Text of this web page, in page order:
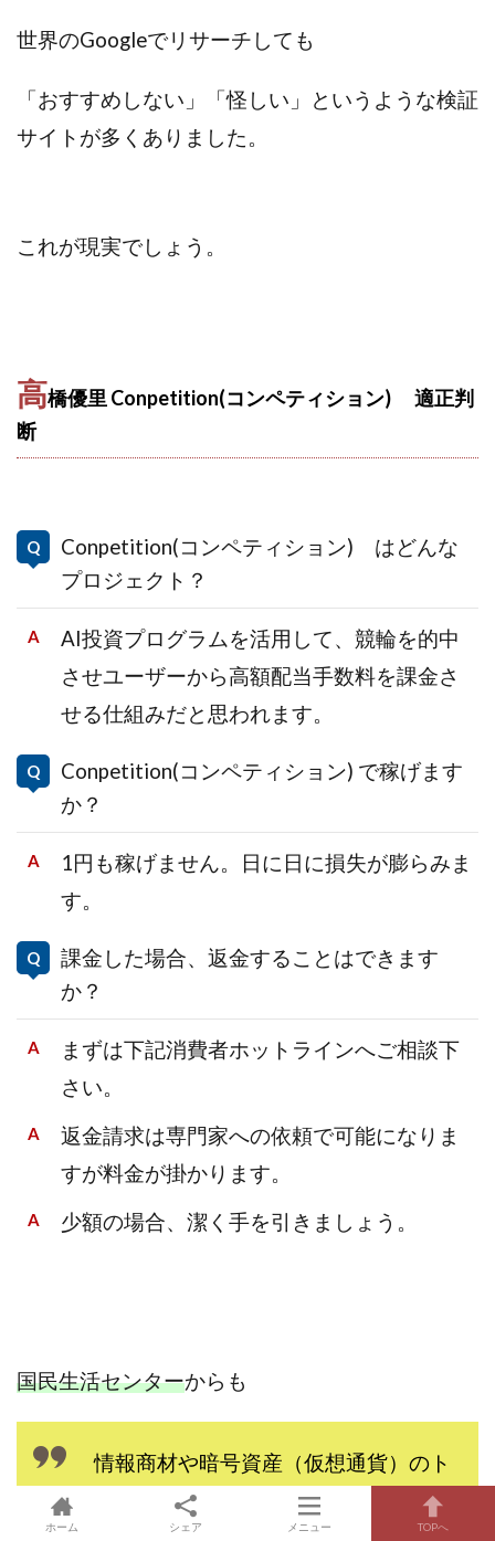
世界のGoogleでリサーチしても
「おすすめしない」「怪しい」というような検証
サイトが多くありました。
これが現実でしょう。
高橋優里 Conpetition(コンペティション) 適正判
断
Conpetition(コンペティション) はどんな
プロジェクト？
AI投資プログラムを活用して、競輪を的中
させユーザーから高額配当手数料を課金さ
せる仕組みだと思われます。
Conpetition(コンペティション) で稼げます
か？
1円も稼げません。日に日に損失が膨らみま
す。
課金した場合、返金することはできます
か？
まずは下記消費者ホットラインへご相談下
さい。
返金請求は専門家への依頼で可能になりま
すが料金が掛かります。
少額の場合、潔く手を引きましょう。
国民生活センターからも
情報商材や暗号資産（仮想通貨）のト
ラブル「もうかる」はずが、残ったの
ホーム シェア メニュー TOPへ